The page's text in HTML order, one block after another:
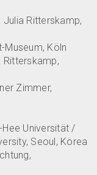
Ritterskamp,
Museum, Köln
Ritterskamp,
Zimmer,
Hee Universität /
Seoul, Korea